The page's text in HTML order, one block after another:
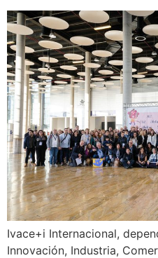
Ivace+i Internacional,
Innovación, Industria,